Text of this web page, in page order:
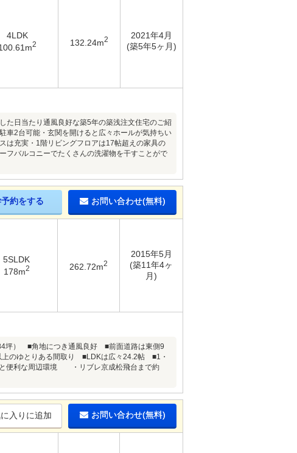
4LDK
2 132.24m2
2021年4月
(築5年5ヶ月)
た日当たり通風良好な築5年の築浅注文住宅のご紹
車2台可能・玄関を開けると広々ホールが気持ちい
は充実・1階リビングフロアは17帖超えの家具の
フバルコニーでたくさんの洗濯物を干すことがで
予約をする お問い合わせ(無料)
5SLDK
178m2 262.72m2
2015年5月
(築11年4ヶ
月)
坪） ■角地につき通風良好 ■前面道路は東側9
のゆとりある間取り ■LDKは広々24.2帖 ■1・
便利な周辺環境 ・リブレ京成松飛台まで約
入りに追加 お問い合わせ(無料)